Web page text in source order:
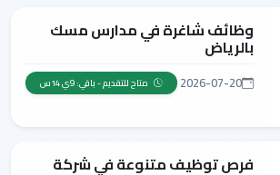
وظائف شاغرة في مدارس مسك
بالرياض
2026-07-20 متاح للتقديم - باقي: 9ي 14س
فرص توظيف متنوعة في شركة